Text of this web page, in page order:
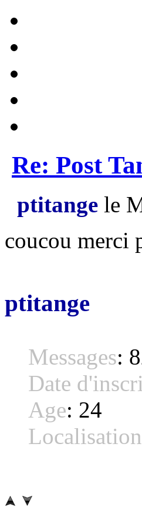
Re: Post
ptitange le
coucou merci
ptitange
Messages:
Date
Age: 24
Localisation